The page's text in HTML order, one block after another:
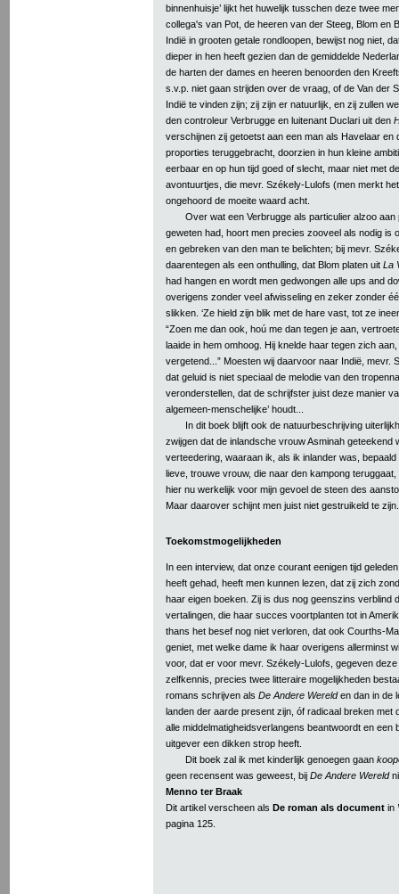
binnenhuisje’ lijkt het huwelijk tusschen deze twee
collega's van Pot, de heeren van der Steeg, Blom en
Indië in grooten getale rondloopen, bewijst nog niet,
dieper in hen heeft gezien dan de gemiddelde
de harten der dames en heeren benoorden den
s.v.p. niet gaan strijden over de vraag, of de Van der
Indië te vinden zijn; zij zijn er natuurlijk, en zij zullen
den controleur Verbrugge en luitenant Duclari uit den
verschijnen zij getoetst aan een man als Havelaar en
proporties teruggebracht, doorzien in hun kleine
eerbaar en op hun tijd goed of slecht, maar niet met
avontuurtjes, die mevr. Székely-Lulofs (men merkt
ongehoord de moeite waard acht.
Over wat een Verbrugge als particulier alzoo aan
geweten had, hoort men precies zooveel als nodig is
en gebreken van den man te belichten; bij mevr.
daarentegen als een onthulling, dat Blom platen uit La
had hangen en wordt men gedwongen alle ups and
overigens zonder veel afwisseling en zeker zonder
slikken. ‘Ze hield zijn blik met de hare vast, tot ze
“Zoen me dan ook, hoú me dan tegen je aan,
laaide in hem omhoog. Hij knelde haar tegen zich
vergetend...” Moesten wij daarvoor naar Indië, mevr.
dat geluid is niet speciaal de melodie van den
veronderstellen, dat de schrijfster juist deze manier
algemeen-menschelijke’ houdt...
In dit boek blijft ook de natuurbeschrijving
zwijgen dat de inlandsche vrouw Asminah geteekend
verteedering, waaraan ik, als ik inlander was,
lieve, trouwe vrouw, die naar den kampong
hier nu werkelijk voor mijn gevoel de steen des
Maar daarover schijnt men juist niet gestruikeld te zijn.
Toekomstmogelijkheden
In een interview, dat onze courant eenigen tijd
heeft gehad, heeft men kunnen lezen, dat zij zich
haar eigen boeken. Zij is dus nog geenszins verblind
vertalingen, die haar succes voortplanten tot in
thans het besef nog niet verloren, dat ook Courths-
geniet, met welke dame ik haar overigens allerminst
voor, dat er voor mevr. Székely-Lulofs, gegeven
zelfkennis, precies twee litteraire mogelijkheden
romans schrijven als De Andere Werelden dan in de
landen der aarde present zijn, óf radicaal breken met
alle middelmatigheidsverlangens beantwoordt en een
uitgever een dikken strop heeft.
Dit boek zal ik met kinderlijk genoegen gaan
geen recensent was geweest, bij De Andere Wereld
Menno ter Braak
Dit artikel verscheen als De roman als document in
pagina 125.